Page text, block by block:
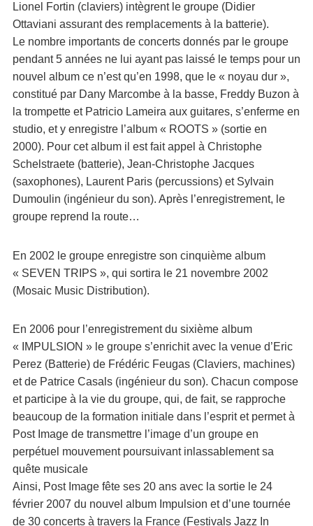
Lionel Fortin (claviers) intègrent le groupe (Didier
Ottaviani assurant des remplacements à la batterie).
Le nombre importants de concerts donnés par le groupe
pendant 5 années ne lui ayant pas laissé le temps pour un
nouvel album ce n’est qu’en 1998, que le « noyau dur »,
constitué par Dany Marcombe à la basse, Freddy Buzon à
la trompette et Patricio Lameira aux guitares, s’enferme en
studio, et y enregistre l’album « ROOTS » (sortie en
2000). Pour cet album il est fait appel à Christophe
Schelstraete (batterie), Jean-Christophe Jacques
(saxophones), Laurent Paris (percussions) et Sylvain
Dumoulin (ingénieur du son). Après l’enregistrement, le
groupe reprend la route…
En 2002 le groupe enregistre son cinquième album
« SEVEN TRIPS », qui sortira le 21 novembre 2002
(Mosaic Music Distribution).
En 2006 pour l’enregistrement du sixième album
« IMPULSION » le groupe s’enrichit avec la venue d’Eric
Perez (Batterie) de Frédéric Feugas (Claviers, machines)
et de Patrice Casals (ingénieur du son). Chacun compose
et participe à la vie du groupe, qui, de fait, se rapproche
beaucoup de la formation initiale dans l’esprit et permet à
Post Image de transmettre l’image d’un groupe en
perpétuel mouvement poursuivant inlassablement sa
quête musicale
Ainsi, Post Image fête ses 20 ans avec la sortie le 24
février 2007 du nouvel album Impulsion et d’une tournée
de 30 concerts à travers la France (Festivals Jazz In